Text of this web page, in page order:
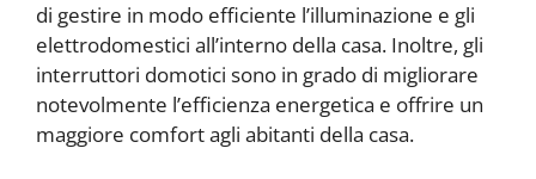
di gestire in modo efficiente l’illuminazione e gli
elettrodomestici all’interno della casa. Inoltre, gli
interruttori domotici sono in grado di migliorare
notevolmente l’efficienza energetica e offrire un
maggiore comfort agli abitanti della casa.